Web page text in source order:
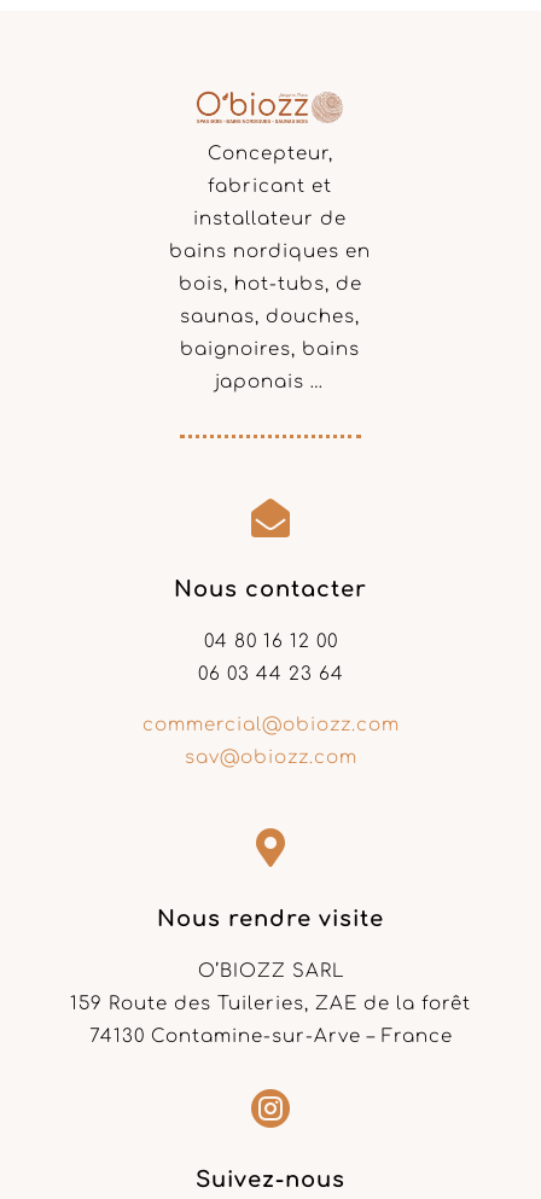
Concepteur,
fabricant et
installateur de
bains nordiques en
bois, hot-tubs, de
saunas, douches,
baignoires, bains
japonais …

Nous contacter
04 80 16 12 00
06 03 44 23 64
commercial@obiozz.com
sav@obiozz.com

Nous rendre visite
O’BIOZZ SARL
159 Route des Tuileries, ZAE de la forêt
74130 Contamine-sur-Arve – France

Suivez-nous